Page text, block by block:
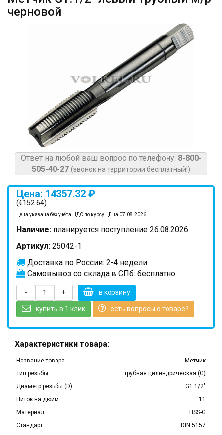
черновой
Ответ на любой ваш вопрос по телефону: 8-800-
505-40-27 (звонок на территории бесплатный!)
Цена: 14357.32 ₽
(€152.64)
Цена указана без учёта НДС по курсу ЦБ на 07.08.2026
Наличие: планируется поступление 26.08.2026
Артикул: 25042-1
Доставка по России: 2-4 недели
Самовывоз со склада в СПб: бесплатно
- + в корзину
купить в 1 клик есть вопросы о товаре?
Характеристики товара:
Название товара
Метчик
Тип резьбы
трубная цилиндрическая (G)
Диаметр резьбы (D)
G1.1/2"
Ниток на дюйм
11
Материал
HSS-G
Стандарт
DIN 5157